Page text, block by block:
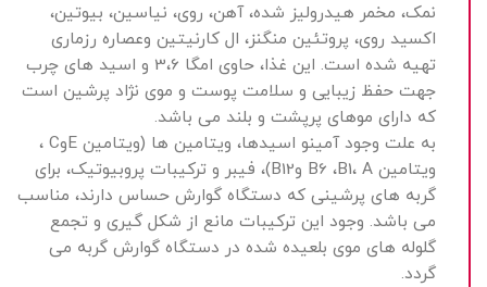
نمک، مخمر هیدرولیز شده، آهن، روی، نیاسین، بیوتین،
اکسید روی، پروتئین منگنز، ال کارنیتین وعصاره رزماری
تهیه شده است. این غذا، حاوی امگا 3،6 و اسید های چرب
جهت حفظ زیبایی و سلامت پوست و موی نژاد پرشین است
که دارای موهای پرپشت و بلند می باشد.
به علت وجود آمینو اسیدها، ویتامین ها (ویتامین EوC ،
ویتامین B6 ،B1، A وB12)، فیبر و ترکیبات پروبیوتیک، برای
گربه های پرشینی که دستگاه گوارش حساس دارند، مناسب
می باشد. وجود این ترکیبات مانع از شکل گیری و تجمع
گلوله های موی بلعیده شده در دستگاه گوارش گربه می
گردد.